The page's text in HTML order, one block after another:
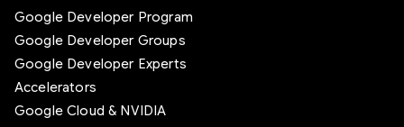
Google Developer Program
Google Developer Groups
Google Developer Experts
Accelerators
Google Cloud & NVIDIA